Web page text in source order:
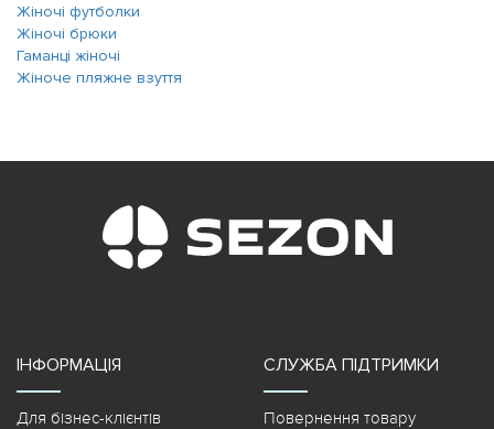
Жіночі футболки
Жіночі брюки
Гаманці жіночі
Жіноче пляжне взуття
ІНФОРМАЦІЯ
Для бізнес-клієнтів
СЛУЖБА ПІДТРИМКИ
Повернення товару